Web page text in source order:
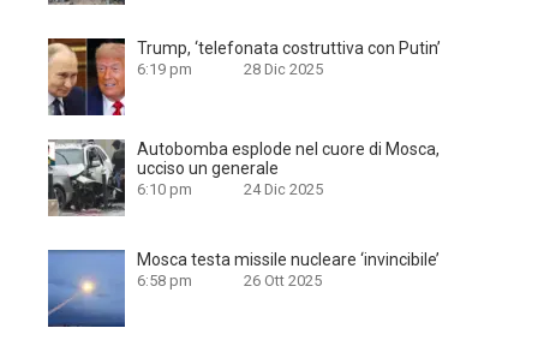
Trump, ‘telefonata costruttiva con Putin’
6:19 pm 28 Dic 2025
Autobomba esplode nel cuore di Mosca,
ucciso un generale
6:10 pm 24 Dic 2025
Mosca testa missile nucleare ‘invincibile’
6:58 pm 26 Ott 2025